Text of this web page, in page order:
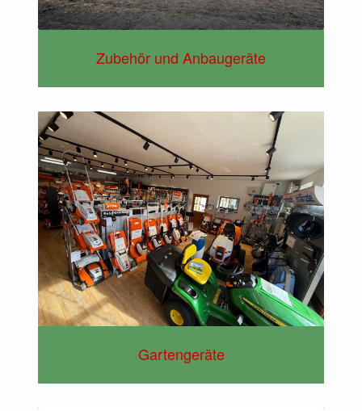
Zubehör und Anbaugeräte
Gartengeräte